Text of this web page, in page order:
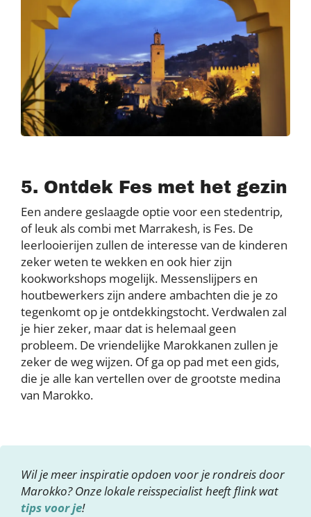
5. Ontdek Fes met het gezin
Een andere geslaagde optie voor een stedentrip,
of leuk als combi met Marrakesh, is Fes. De
leerlooierijen zullen de interesse van de kinderen
zeker weten te wekken en ook hier zijn
kookworkshops mogelijk. Messenslijpers en
houtbewerkers zijn andere ambachten die je zo
tegenkomt op je ontdekkingstocht. Verdwalen zal
je hier zeker, maar dat is helemaal geen
probleem. De vriendelijke Marokkanen zullen je
zeker de weg wijzen. Of ga op pad met een gids,
die je alle kan vertellen over de grootste medina
van Marokko.
Wil je meer inspiratie opdoen voor je rondreis door
Marokko? Onze lokale reisspecialist heeft flink wat
tips voor je!